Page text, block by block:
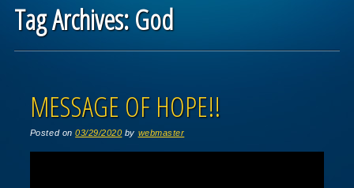
Tag Archives:God
MESSAGE OF HOPE!!
Posted on03/29/2020 by webmaster